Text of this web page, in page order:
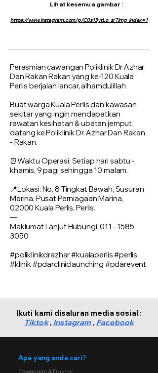
Lihat kesemua gambar :
https://www.instagram.com/p/C0s15ytLo_s/?img_index=1
Perasmian cawangan Poliklinik Dr Azhar
Dan Rakan Rakan yang ke-120 Kuala
Perlis berjalan lancar, alhamdulillah.
Buat warga Kuala Perlis dan kawasan
sekitar yang ingin mendapatkan
rawatan kesihatan & ubatan jemput
datang ke Poliklinik Dr. Azhar Dan Rakan
- Rakan.
⏰Waktu Operasi: Setiap hari sabtu -
khamis, 9 pagi sehingga 10 malam.
📍Lokasi: No. 8 Tingkat Bawah, Susuran
Marina, Pusat Perniagaan Marina,
02000 Kuala Perlis, Perlis.
—
Maklumat Lanjut Hubungi:011 - 1585
3050
#poliklinikdrazhar #kualaperlis #perlis
#klinik #pdarcliniclaunching #pdarevent
Ikuti kami disaluran media sosial :
Tiktok, Instagram, Facebook
Apa yang anda cari?
Cawangan & Doktor